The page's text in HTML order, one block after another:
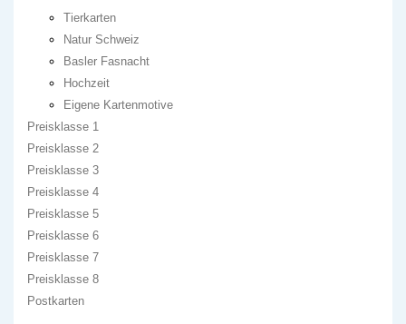
Tierkarten
Natur Schweiz
Basler Fasnacht
Hochzeit
Eigene Kartenmotive
Preisklasse 1
Preisklasse 2
Preisklasse 3
Preisklasse 4
Preisklasse 5
Preisklasse 6
Preisklasse 7
Preisklasse 8
Postkarten